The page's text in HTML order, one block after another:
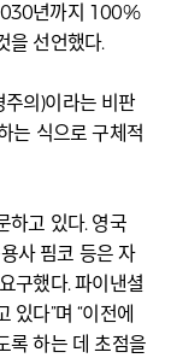
년까지 100%
을 선언했다.
의)이라는 비판
는 식으로 구체적
하고 있다. 영국
사 핌코 등은 자
구했다. 파이낸셜
다”며 “이전에
록 하는 데 초점을